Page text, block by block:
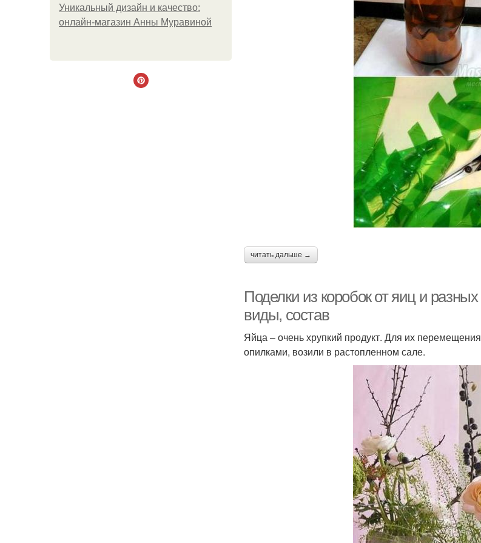
Уникальный дизайн и качество:
онлайн-магазин Анны Муравиной
читать дальше →
Поделки из коробок от яиц и
виды, состав
Яйца – очень хрупкий продукт. Для их
опилками, возили в растопленном сале.